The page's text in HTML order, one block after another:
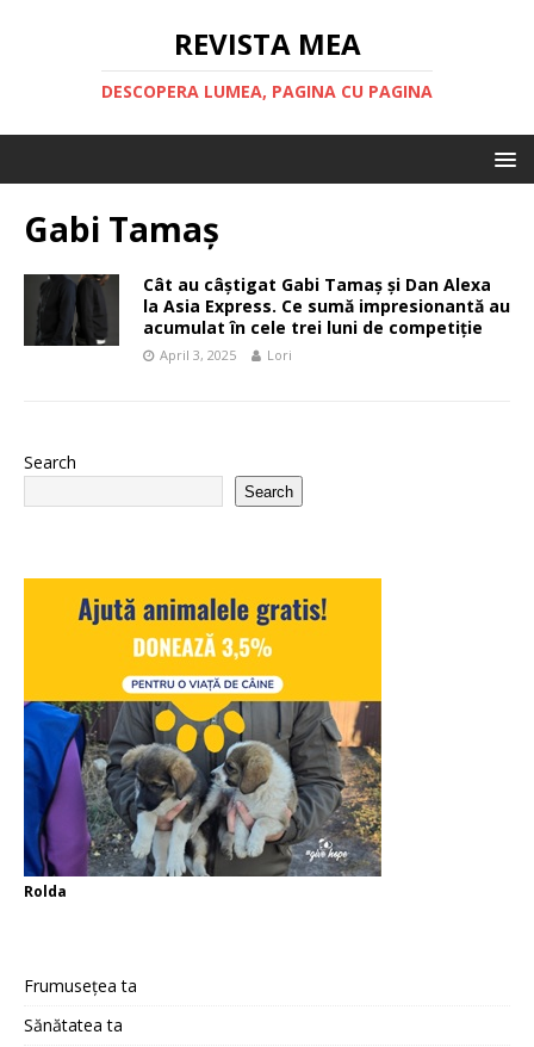
REVISTA MEA
DESCOPERA LUMEA, PAGINA CU PAGINA
Gabi Tamaș
Cât au câștigat Gabi Tamaș și Dan Alexa
la Asia Express. Ce sumă impresionantă au
acumulat în cele trei luni de competiție
April 3, 2025 Lori
Search
Search
Rolda
Frumusețea ta
Sănătatea ta